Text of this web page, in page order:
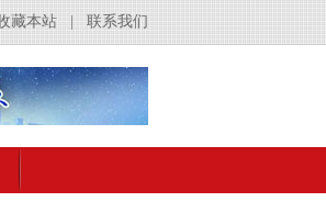
联系我们
藏本站